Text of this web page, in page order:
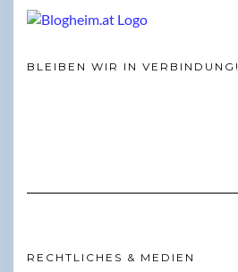
BLEIBEN WIR IN VERBINDUNG!
RECHTLICHES & MEDIEN